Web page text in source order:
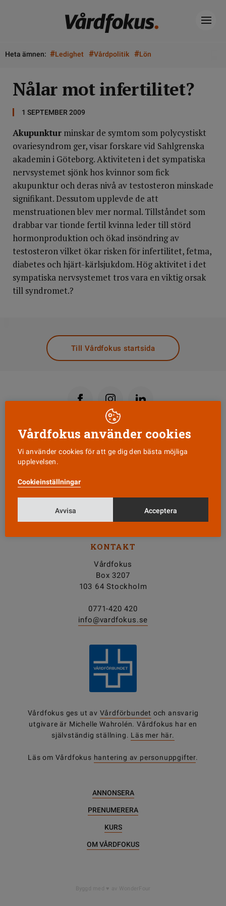
Heta ämnen: #Ledighet #Vårdpolitik #Lön
Nålar mot infertilitet?
1 SEPTEMBER 2009
Akupunktur minskar de symtom som polycystiskt
ovariesyndrom ger, visar forskare vid Sahlgrenska
akademin i Göteborg. Aktiviteten i det sympatiska
nervsystemet sjönk hos kvinnor som fick
akupunktur och deras nivå av testosteron minskade
signifikant. Dessutom upplevde de att
menstruationen blev mer normal. Tillståndet som
drabbar var tionde fertil kvinna leder till störd
hormonproduktion och ökad insöndring av
testosteron vilket ökar risken för infertilitet, fetma,
diabetes och hjärt-kärlsjukdom. Hög aktivitet i det
sympatiska nervsystemet tros vara en viktig orsak
till syndromet.?
Till Vårdfokus startsida
KONTAKT
Vårdfokus
Box 3207
103 64 Stockholm
0771-420 420
info@vardfokus.se
Vårdfokus ges ut av Vårdförbundet och ansvarig
utgivare är Michelle Wahrolén. Vårdfokus har en
självständig ställning. Läs mer här.
Läs om Vårdfokus hantering av personuppgifter.
ANNONSERA
PRENUMERERA
KURS
OM VÅRDFOKUS
Byggd med av WonderFour
Vårdfokus använder cookies
Vi använder cookies för att ge dig den bästa möjliga
upplevelsen.
Cookieinställningar
Avvisa Acceptera